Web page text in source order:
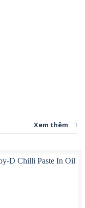
Xem thêm